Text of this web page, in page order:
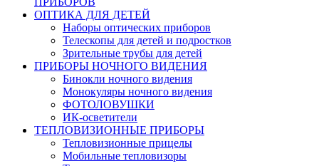
ОПТИКА ДЛЯ ДЕТЕЙ
Наборы оптических приборов
Телескопы для детей и подростков
Зрительные трубы для детей
ПРИБОРЫ НОЧНОГО ВИДЕНИЯ
Бинокли ночного видения
Монокуляры ночного видения
ФОТОЛОВУШКИ
ИК-осветители
ТЕПЛОВИЗИОННЫЕ ПРИБОРЫ
Тепловизионные прицелы
Мобильные тепловизоры